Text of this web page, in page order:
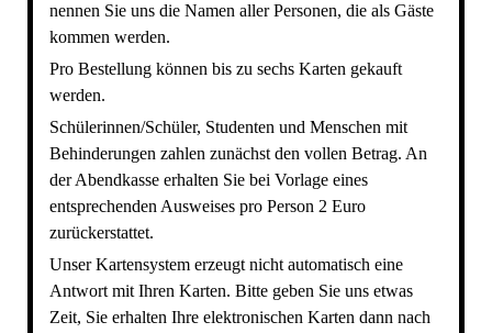
nennen Sie uns die Namen aller Personen, die als Gäste
kommen werden.
Pro Bestellung können bis zu sechs Karten gekauft
werden.
Schülerinnen/Schüler, Studenten und Menschen mit
Behinderungen zahlen zunächst den vollen Betrag. An
der Abendkasse erhalten Sie bei Vorlage eines
entsprechenden Ausweises pro Person 2 Euro
zurückerstattet.
Unser Kartensystem erzeugt nicht automatisch eine
Antwort mit Ihren Karten. Bitte geben Sie uns etwas
Zeit, Sie erhalten Ihre elektronischen Karten dann nach